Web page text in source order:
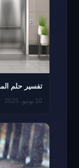
تفسير حلم
10 يونيو، 2025